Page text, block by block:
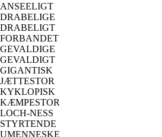
ANSEELIGT
DRABELIGE
DRABELIGT
FORBANDET
GEVALDIGE
GEVALDIGT
GIGANTISK
JÆTTESTOR
KYKLOPISK
KÆMPESTOR
LOCH-NESS
STYRTENDE
UMENNESKE